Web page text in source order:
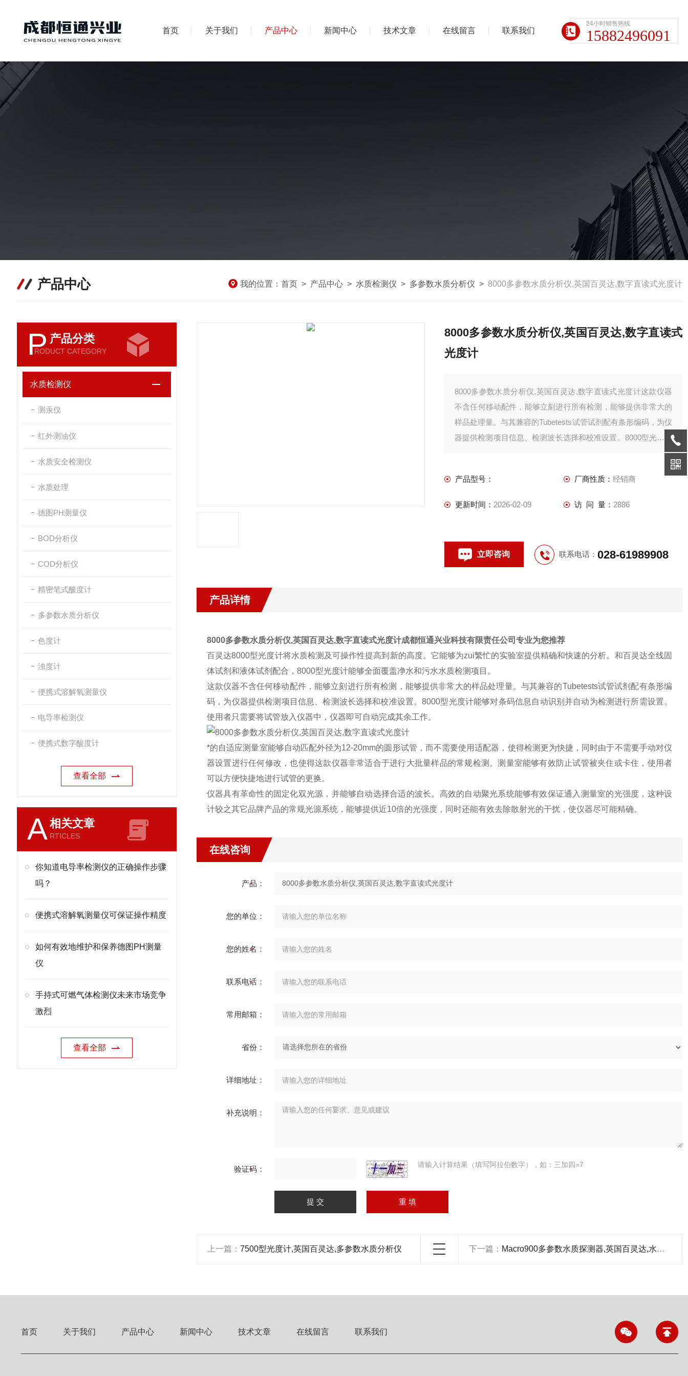
首页 关于我们 产品中心 新闻中心 技术文章 在线留言 联系我们
24小时销售热线
15882496091
产品中心 我的位置： 首页 > 产品中心 > 水质检测仪 > 多参数水质分析仪 > 8000多参数水质分析仪,英国百灵达,数字直读式光度计
P 产品分类
RODUCT CATEGORY
水质检测仪
测汞仪
红外测油仪
水质安全检测仪
水质处理
德图PH测量仪
BOD分析仪
COD分析仪
精密笔式酸度计
多参数水质分析仪
色度计
浊度计
便携式溶解氧测量仪
电导率检测仪
便携式数字酸度计
查看全部
A相关文章
RTICLES
你知道电导率检测仪的正确操作步骤
吗？
便携式溶解氧测量仪可保证操作精度
如何有效地维护和保养德图PH测量
仪
手持式可燃气体检测仪未来市场竞争
激烈
查看全部
8000多参数水质分析仪,英国百灵达,数字直读式
光度计
8000多参数水质分析仪,英国百灵达,数字直读式光度计这款仪器
不含任何移动配件，能够立刻进行所有检测，能够提供非常大的
样品处理量。与其兼容的Tubetests试管试剂配有条形编码，为仪
器提供检测项目信息、检测波长选择和校准设置。8000型光度计
能够对条码信息自动识别并自动为检测进行所需设置。使用者只
产品型号：
厂商性质： 经销商
更新时间： 2026-02-09 访 问 量： 2886
立即咨询 联系电话： 028-61989908
产品详情
8000多参数水质分析仪,英国百灵达,数字直读式光度计成都恒通兴业科技有限责任公司专业为您推荐
百灵达8000型光度计将水质检测及可操作性提高到新的高度。它能够为zui繁忙的实验室提供精确和快速的分析。和百灵达全线固
体试剂和液体试剂配合，8000型光度计能够全面覆盖净水和污水水质检测项目。
这款仪器不含任何移动配件，能够立刻进行所有检测，能够提供非常大的样品处理量。与其兼容的Tubetests试管试剂配有条形编
码，为仪器提供检测项目信息、检测波长选择和校准设置。8000型光度计能够对条码信息自动识别并自动为检测进行所需设置。
使用者只需要将试管放入仪器中，仪器即可自动完成其余工作。
*的自适应测量室能够自动匹配外径为12-20mm的圆形试管，而不需要使用适配器，使得检测更为快捷，同时由于不需要手动对仪
器设置进行任何修改，也使得这款仪器非常适合于进行大批量样品的常规检测。测量室能够有效防止试管被夹住或卡住，使用者
可以方便快捷地进行试管的更换。
仪器具有革命性的固定化双光源，并能够自动选择合适的波长。高效的自动聚光系统能够有效保证通入测量室的光强度，这种设
计较之其它品牌产品的常规光源系统，能够提供近10倍的光强度，同时还能有效去除散射光的干扰，使仪器尽可能精确。
在线咨询
产品：
您的单位：
您的姓名：
联系电话：
常用邮箱：
省份：
详细地址：
补充说明：
验证码： 请输入计算结果（填写阿拉伯数字），如：三加四=7
上一篇： 7500型光度计,英国百灵达,多参数水质分析仪 下一篇： Macro900多参数水质探测器,英国百灵达,水质检测仪
首页 关于我们 产品中心 新闻中心 技术文章 在线留言 联系我们